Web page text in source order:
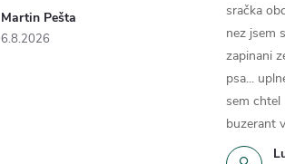
Martin Pešta
6.8.2026
sračka
nez jsem
zapinani
psa...
sem chtel
buzerant